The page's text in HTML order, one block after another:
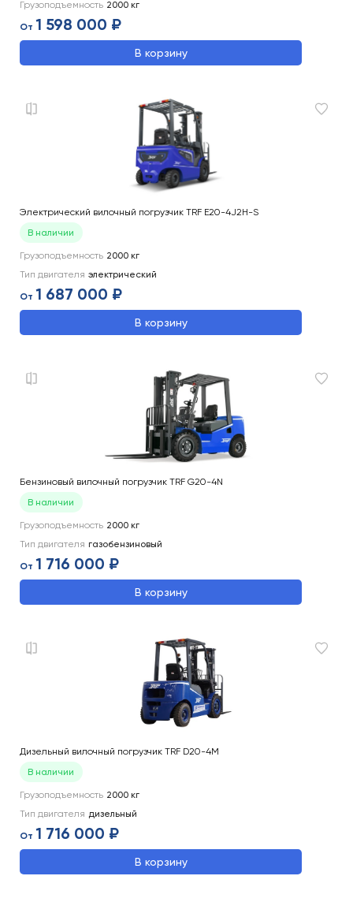
Грузоподъемность 2000 кг
От 1 598 000 ₽
В корзину
Электрический вилочный погрузчик TRF E20-4J2H-S
В наличии
Грузоподъемность 2000 кг
Тип двигателя электрический
От 1 687 000 ₽
В корзину
Бензиновый вилочный погрузчик TRF G20-4N
В наличии
Грузоподъемность 2000 кг
Тип двигателя газобензиновый
От 1 716 000 ₽
В корзину
Дизельный вилочный погрузчик TRF D20-4M
В наличии
Грузоподъемность 2000 кг
Тип двигателя дизельный
От 1 716 000 ₽
В корзину